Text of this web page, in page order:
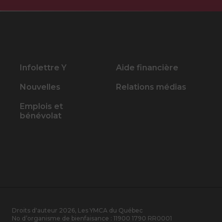
Infolettre Y
Nouvelles
Emplois et
bénévolat
Aide financière
Relations médias
Droits d'auteur 2026, Les YMCA du Québec
No d’organisme de bienfaisance : 11900 1790 RR0001